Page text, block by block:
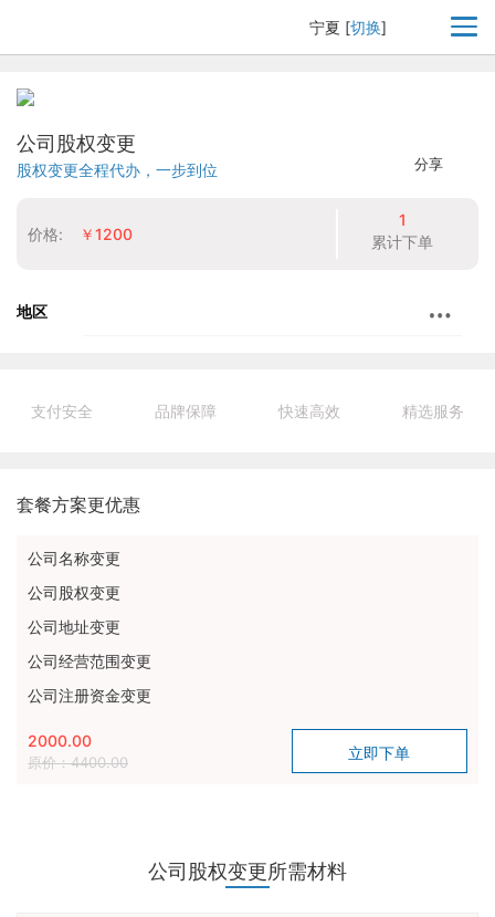
宁夏 [切换]
分享
公司股权变更
股权变更全程代办，一步到位
价格: ￥1200
1
累计下单
地区
支付安全 品牌保障 快速高效 精选服务
套餐方案更优惠
公司名称变更
公司股权变更
公司地址变更
公司经营范围变更
公司注册资金变更
2000.00
原价：4400.00
公司股权变更所需材料